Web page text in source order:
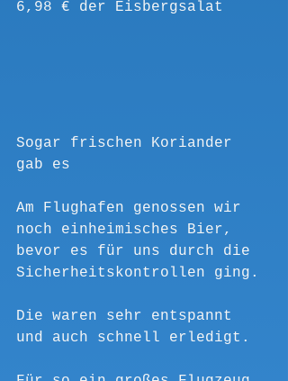
6,98 € der Eisbergsalat
Sogar frischen Koriander
gab es
Am Flughafen genossen wir
noch einheimisches Bier,
bevor es für uns durch die
Sicherheitskontrollen ging.
Die waren sehr entspannt
und auch schnell erledigt.